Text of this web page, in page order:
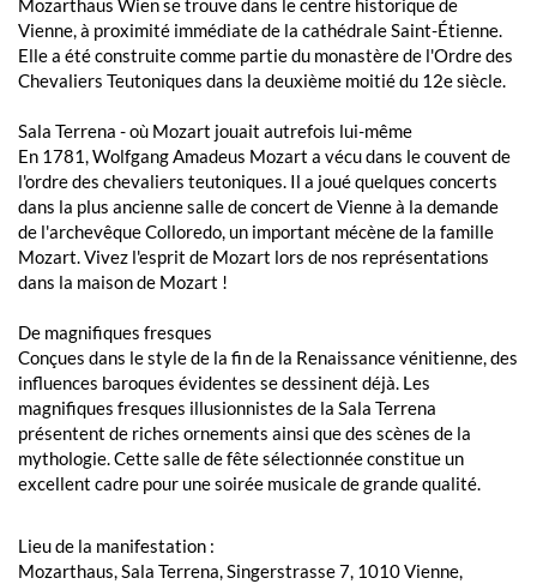
Mozarthaus Wien se trouve dans le centre historique de
Vienne, à proximité immédiate de la cathédrale Saint-Étienne.
Elle a été construite comme partie du monastère de l'Ordre des
Chevaliers Teutoniques dans la deuxième moitié du 12e siècle.
Sala Terrena - où Mozart jouait autrefois lui-même
En 1781, Wolfgang Amadeus Mozart a vécu dans le couvent de
l'ordre des chevaliers teutoniques. Il a joué quelques concerts
dans la plus ancienne salle de concert de Vienne à la demande
de l'archevêque Colloredo, un important mécène de la famille
Mozart. Vivez l'esprit de Mozart lors de nos représentations
dans la maison de Mozart !
De magnifiques fresques
Conçues dans le style de la fin de la Renaissance vénitienne, des
influences baroques évidentes se dessinent déjà. Les
magnifiques fresques illusionnistes de la Sala Terrena
présentent de riches ornements ainsi que des scènes de la
mythologie. Cette salle de fête sélectionnée constitue un
excellent cadre pour une soirée musicale de grande qualité.
Lieu de la manifestation :
Mozarthaus, Sala Terrena, Singerstrasse 7, 1010 Vienne,